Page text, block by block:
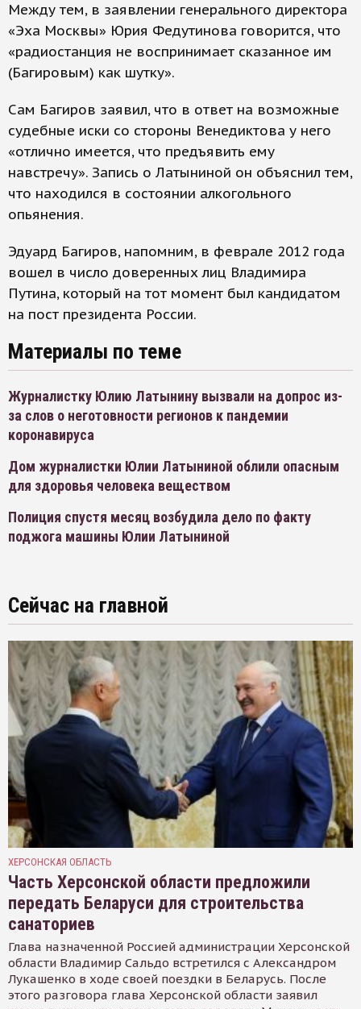
Между тем, в заявлении генерального директора
«Эха Москвы» Юрия Федутинова говорится, что
«радиостанция не воспринимает сказанное им
(Багировым) как шутку».
Сам Багиров заявил, что в ответ на возможные
судебные иски со стороны Венедиктова у него
«отлично имеется, что предъявить ему
навстречу». Запись о Латыниной он объяснил тем,
что находился в состоянии алкогольного
опьянения.
Эдуард Багиров, напомним, в феврале 2012 года
вошел в число доверенных лиц Владимира
Путина, который на тот момент был кандидатом
на пост президента России.
Материалы по теме
Журналистку Юлию Латынину вызвали на допрос из-
за слов о неготовности регионов к пандемии
коронавируса
Дом журналистки Юлии Латыниной облили опасным
для здоровья человека веществом
Полиция спустя месяц возбудила дело по факту
поджога машины Юлии Латыниной
Сейчас на главной
ХЕРСОНСКАЯ ОБЛАСТЬ
Часть Херсонской области предложили
передать Беларуси для строительства
санаториев
Глава назначенной Россией администрации Херсонской
области Владимир Сальдо встретился с Александром
Лукашенко в ходе своей поездки в Беларусь. После
этого разговора глава Херсонской области заявил